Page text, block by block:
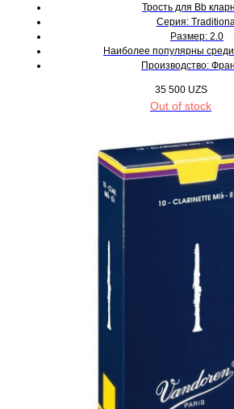
Трость для Bb
Серия:
Размер: 2.0
Наиболее популярны
Производство:
35 500 UZS
Out of stock